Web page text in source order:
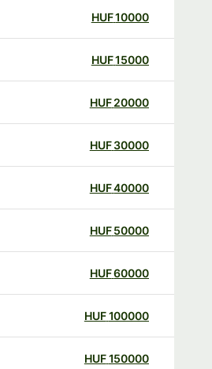
10000
HUF
15000
HUF
20000
HUF
30000
HUF
40000
HUF
50000
HUF
60000
HUF
100000
HUF
150000
HUF